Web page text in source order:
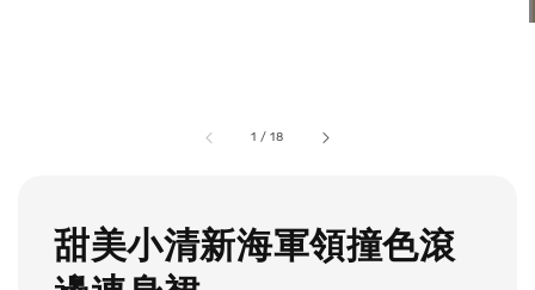
1 /18
甜美小清新海軍領撞色滾